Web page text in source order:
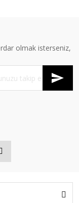
olmak isterseniz,